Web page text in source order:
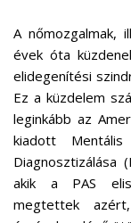
A nőmozgalmak,
évek óta
elidegenítési
Ez a küzdelem
leginkább az
kiadott
Diagnosztizálása
akik a PAS
megtettek